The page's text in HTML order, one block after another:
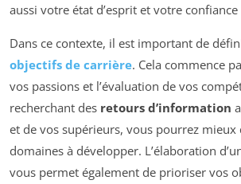
aussi votre état d’esprit et votre confiance
Dans ce contexte, il est important de
objectifs de carrière. Cela commence
vos passions et l’évaluation de vos
recherchant des retours d’information
et de vos supérieurs, vous pourrez mieux
domaines à développer. L’élaboration
vous permet également de prioriser vos